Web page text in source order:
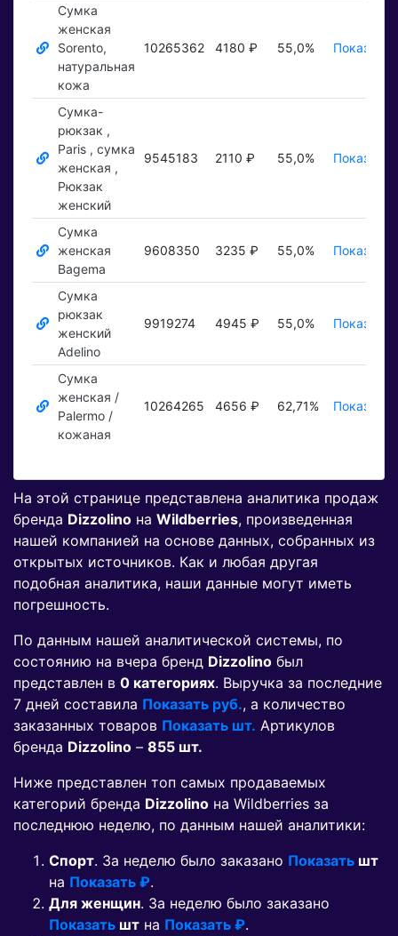
Сумка
женская
Sorento,
натуральная
кожа
10265362 4180 ₽ 55,0% Показать
Сумка-
рюкзак ,
Paris , сумка
женская ,
Рюкзак
женский
9545183 2110 ₽ 55,0% Показать
Сумка
женская
Bagema
9608350 3235 ₽ 55,0% Показать
Сумка
рюкзак
женский
Adelino
9919274 4945 ₽ 55,0% Показать
Сумка
женская /
Palermo /
кожаная
10264265 4656 ₽ 62,71% Показать
На этой странице представлена аналитика продаж
бренда Dizzolino на Wildberries, произведенная
нашей компанией на основе данных, собранных из
открытых источников. Как и любая другая
подобная аналитика, наши данные могут иметь
погрешность.
По данным нашей аналитической системы, по
состоянию на вчера бренд Dizzolino был
представлен в 0 категориях. Выручка за последние
7 дней составила Показать руб., а количество
заказанных товаров Показать шт. Артикулов
бренда Dizzolino – 855 шт.
Ниже представлен топ самых продаваемых
категорий бренда Dizzolino на Wildberries за
последнюю неделю, по данным нашей аналитики:
Спорт. За неделю было заказано Показать шт
на Показать ₽.
Для женщин. За неделю было заказано
Показать шт на Показать ₽.